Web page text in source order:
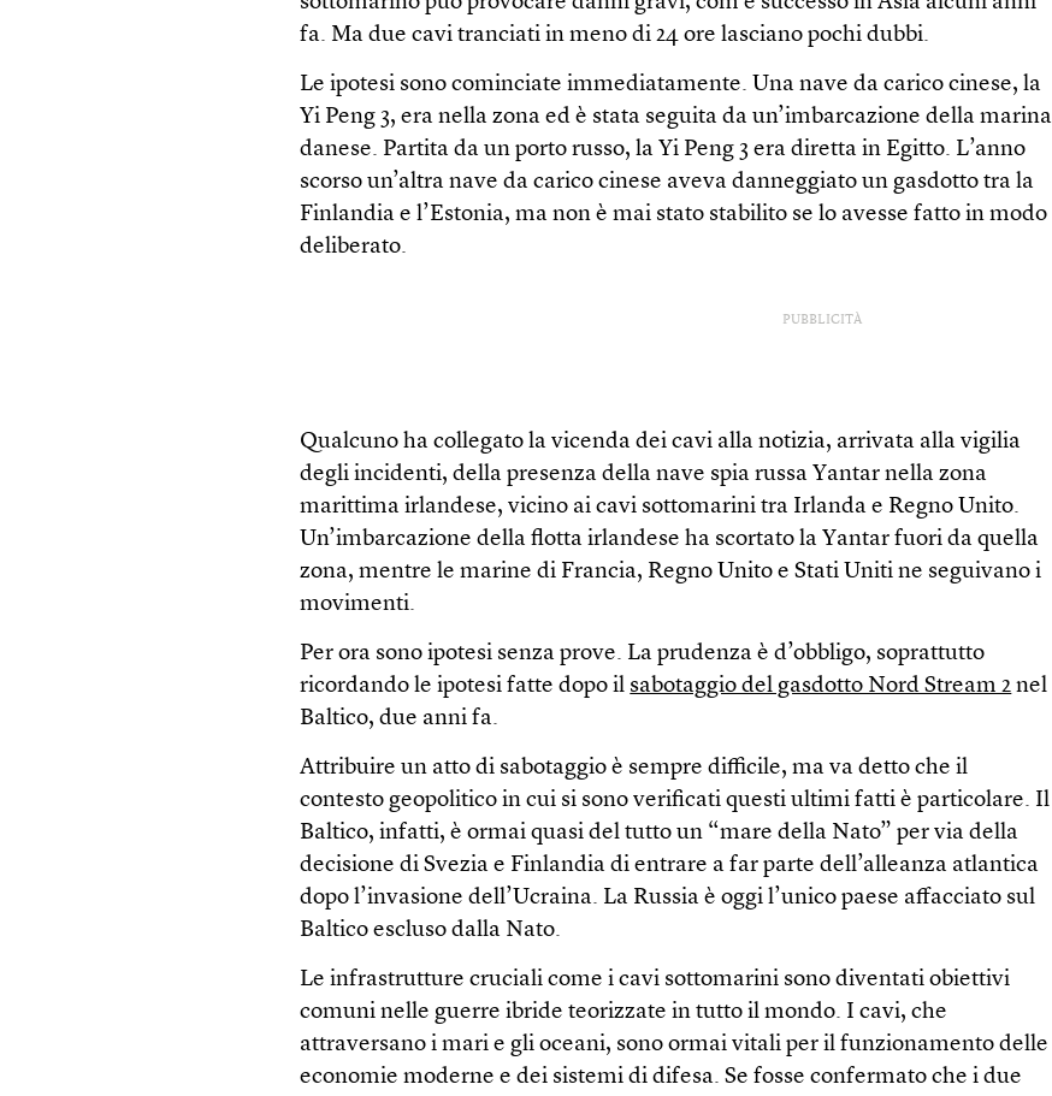
fa. Ma due cavi tranciati in meno di 24 ore lasciano pochi dubbi.
Le ipotesi sono cominciate immediatamente. Una nave da carico cinese, la
Yi Peng 3, era nella zona ed è stata seguita da un’imbarcazione della marina
danese. Partita da un porto russo, la Yi Peng 3 era diretta in Egitto. L’anno
scorso un’altra nave da carico cinese aveva danneggiato un gasdotto tra la
Finlandia e l’Estonia, ma non è mai stato stabilito se lo avesse fatto in modo
deliberato.
PUBBLICITÀ
Qualcuno ha collegato la vicenda dei cavi alla notizia, arrivata alla vigilia
degli incidenti, della presenza della nave spia russa Yantar nella zona
marittima irlandese, vicino ai cavi sottomarini tra Irlanda e Regno Unito.
Un’imbarcazione della flotta irlandese ha scortato la Yantar fuori da quella
zona, mentre le marine di Francia, Regno Unito e Stati Uniti ne seguivano i
movimenti.
Per ora sono ipotesi senza prove. La prudenza è d’obbligo, soprattutto
ricordando le ipotesi fatte dopo il sabotaggio del gasdotto Nord Stream 2 nel
Baltico, due anni fa.
Attribuire un atto di sabotaggio è sempre difficile, ma va detto che il
contesto geopolitico in cui si sono verificati questi ultimi fatti è particolare. Il
Baltico, infatti, è ormai quasi del tutto un “mare della Nato” per via della
decisione di Svezia e Finlandia di entrare a far parte dell’alleanza atlantica
dopo l’invasione dell’Ucraina. La Russia è oggi l’unico paese affacciato sul
Baltico escluso dalla Nato.
Le infrastrutture cruciali come i cavi sottomarini sono diventati obiettivi
comuni nelle guerre ibride teorizzate in tutto il mondo. I cavi, che
attraversano i mari e gli oceani, sono ormai vitali per il funzionamento delle
economie moderne e dei sistemi di difesa. Se fosse confermato che i due